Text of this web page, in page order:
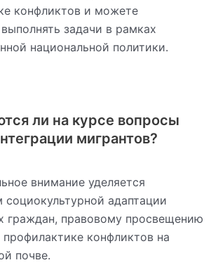
конфликтов и можете
задачи в рамках
национальной политики.
ли на курсе вопросы
мигрантов?
внимание уделяется
социокультурной адаптации
граждан, правовому просвещению
конфликтов на
почве.